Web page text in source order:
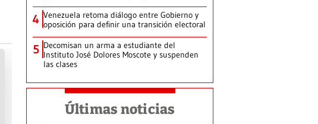
4 Venezuela retoma diálogo entre Gobierno y
oposición para definir una transición electoral
5 Decomisan un arma a estudiante del
Instituto José Dolores Moscote y suspenden
las clases
Últimas noticias